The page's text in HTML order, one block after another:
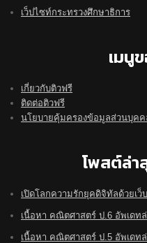
เว็ปไซท์กระทรวงศึกษาธิการ
เมนู
เกี่ยวกับติวฟรี
ติดต่อติวฟรี
นโยบายคุ้มครองข้อมูลส่วนบุคค
โพสต์ล่า
เปิดโลกความรักยุคดิจิทัลด้วยเว็
เนื้อหา คณิตศาสตร์ ป.6 อัพเดท
เนื้อหา คณิตศาสตร์ ป.5 อัพเดท